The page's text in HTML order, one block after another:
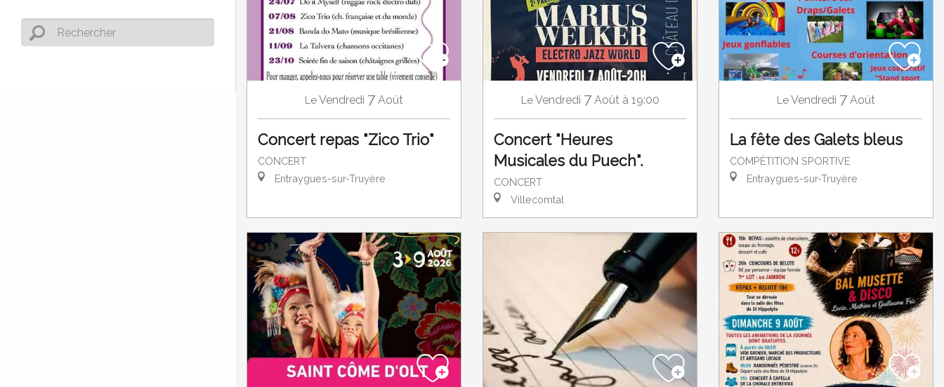
LeVendredi 7 Août
Concert repas "Zico Trio"
CONCERT
Entraygues-sur-Truyère
LeVendredi 7 Août à 19:00
Concert "Heures
Musicales du Puech".
CONCERT
Villecomtal
LeVendredi 7 Août
La fête des Galets bleus
COMPÉTITION SPORTIVE
Entraygues-sur-Truyère